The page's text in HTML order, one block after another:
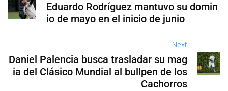
Eduardo Rodríguez mantuvo su domin
io de mayo en el inicio de junio
Next
Daniel Palencia busca trasladar su mag
ia del Clásico Mundial al bullpen de los
Cachorros